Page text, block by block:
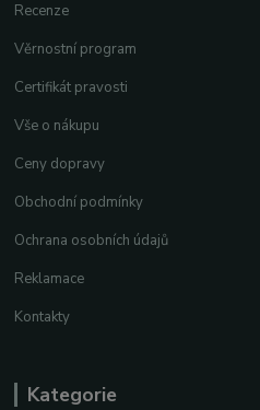
Recenze
Věrnostní program
Certifikát pravosti
Vše o nákupu
Ceny dopravy
Obchodní podmínky
Ochrana osobních údajů
Reklamace
Kontakty
Kategorie